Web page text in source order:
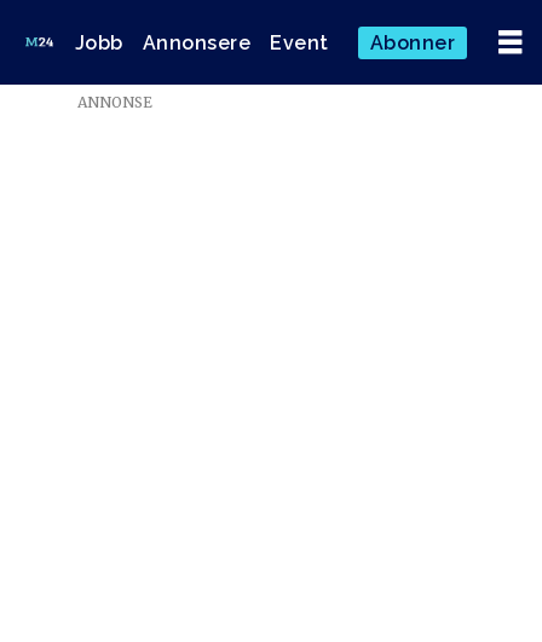
Jobb Annonsere Event Abonner
ANNONSE